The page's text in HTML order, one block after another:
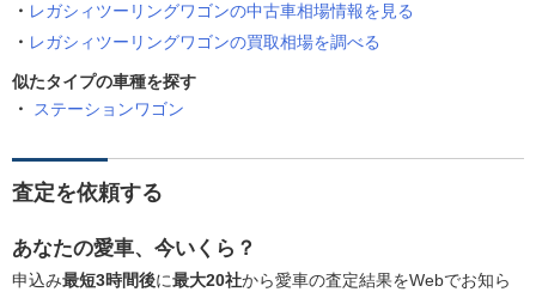
レガシィツーリングワゴンの中古車相場情報を見る
レガシィツーリングワゴンの買取相場を調べる
似たタイプの車種を探す
ステーションワゴン
査定を依頼する
あなたの愛車、今いくら？
申込み最短3時間後に最大20社から愛車の査定結果をWebでお知ら